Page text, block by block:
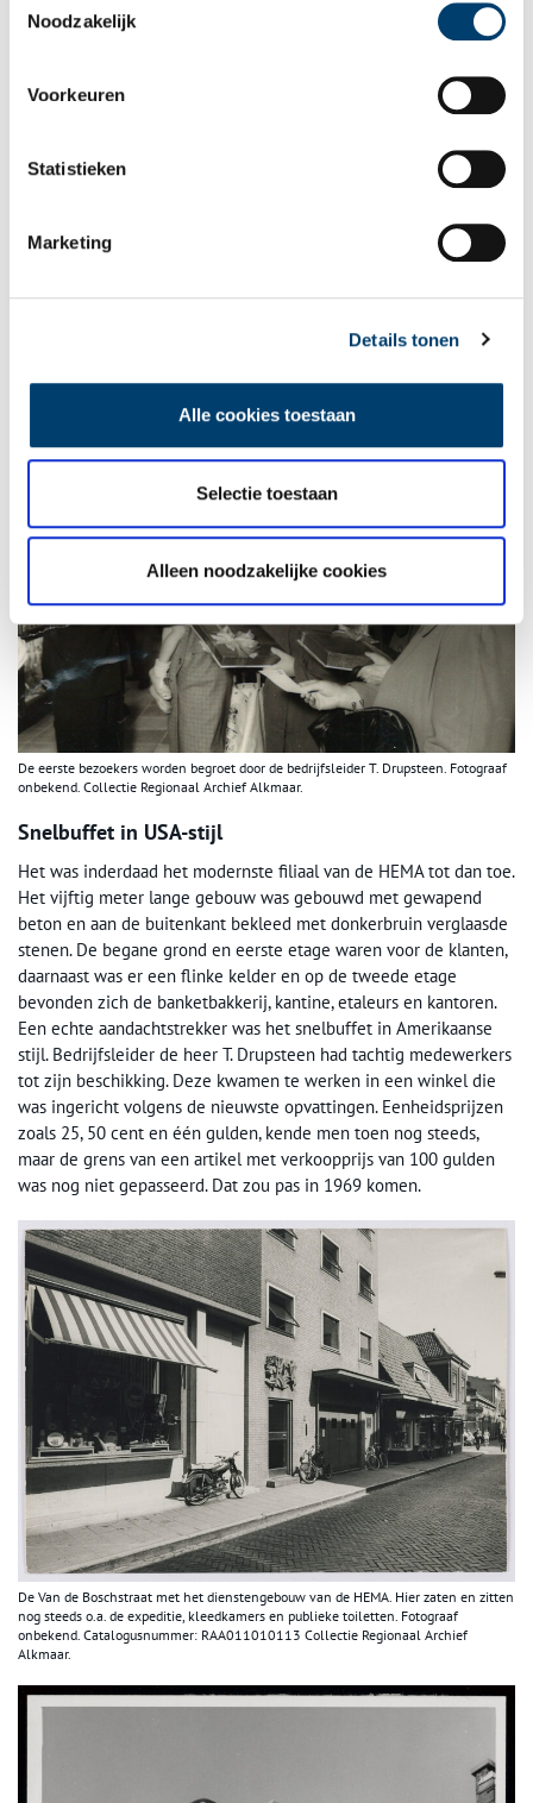
Noodzakelijk
Voorkeuren
Statistieken
Marketing
Details tonen
Alle cookies toestaan
Selectie toestaan
Alleen noodzakelijke cookies
Dames uit het gevolg van Willem II laten zien dat het pand geopend is. Fotograaf
Rijen voor de deur bij de opening. Fotograaf onbekend. Collectie Regionaal Archief
De eerste bezoekers worden begroet door de bedrijfsleider T. Drupsteen. Fotograaf
onbekend. Collectie Regionaal Archief Alkmaar.
Snelbuffet in USA-stijl
Het was inderdaad het modernste filiaal van de HEMA tot dan toe.
Het vijftig meter lange gebouw was gebouwd met gewapend
beton en aan de buitenkant bekleed met donkerbruin verglaasde
stenen. De begane grond en eerste etage waren voor de klanten,
daarnaast was er een flinke kelder en op de tweede etage
bevonden zich de banketbakkerij, kantine, etaleurs en kantoren.
Een echte aandachtstrekker was het snelbuffet in Amerikaanse
stijl. Bedrijfsleider de heer T. Drupsteen had tachtig medewerkers
tot zijn beschikking. Deze kwamen te werken in een winkel die
was ingericht volgens de nieuwste opvattingen. Eenheidsprijzen
zoals 25, 50 cent en één gulden, kende men toen nog steeds,
maar de grens van een artikel met verkoopprijs van 100 gulden
was nog niet gepasseerd. Dat zou pas in 1969 komen.
De Van de Boschstraat met het dienstengebouw van de HEMA. Hier zaten en zitten
nog steeds o.a. de expeditie, kleedkamers en publieke toiletten. Fotograaf
onbekend. Catalogusnummer: RAA011010113 Collectie Regionaal Archief
Alkmaar.